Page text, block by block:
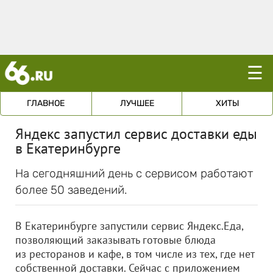
☰
ГЛАВНОЕ ЛУЧШЕЕ ХИТЫ
Яндекс запустил сервис доставки еды
в Екатеринбурге
На сегодняшний день с сервисом работают
более 50 заведений.
В Екатеринбурге запустили сервис Яндекс.Еда,
позволяющий заказывать готовые блюда
из ресторанов и кафе, в том числе из тех, где нет
собственной доставки. Сейчас с приложением